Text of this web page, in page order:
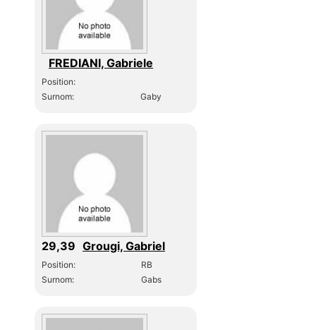
FREDIANI, Gabriele
Position:
Surnom:
Gaby
29,39 Grougi, Gabriel
Position:
RB
Surnom:
Gabs